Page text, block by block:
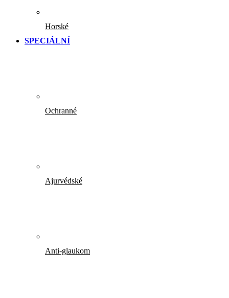
Horské
SPECIÁLNÍ
Ochranné
Ajurvédské
Anti-glaukom